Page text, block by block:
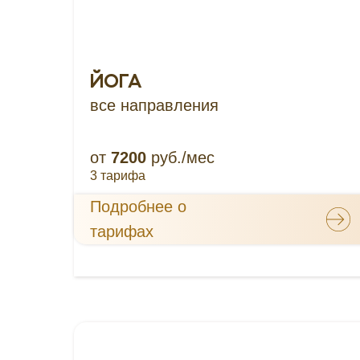
Подробнее о
тарифах
ЙОГА
все направления
от 7200 руб./мес
3 тарифа